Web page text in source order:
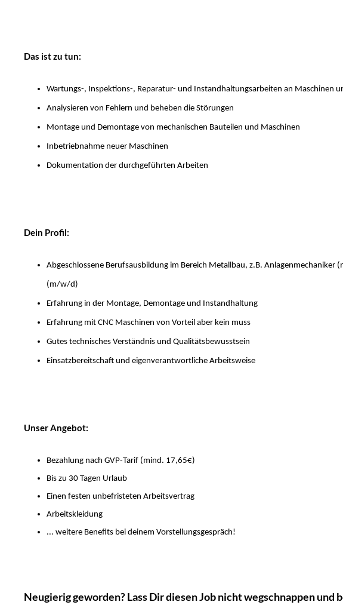
Das ist zu tun:
Wartungs-, Inspektions-, Reparatur- und Instandhaltungsarbeiten an Maschinen
Analysieren von Fehlern und beheben die Störungen
Montage und Demontage von mechanischen Bauteilen und Maschinen
Inbetriebnahme neuer Maschinen
Dokumentation der durchgeführten Arbeiten
Dein Profil:
Abgeschlossene Berufsausbildung im Bereich Metallbau, z.B.
(m/w/d)
Erfahrung in der Montage, Demontage und Instandhaltung
Erfahrung mit CNC Maschinen von Vorteil aber kein muss
Gutes technisches Verständnis und Qualitätsbewusstsein
Einsatzbereitschaft und eigenverantwortliche Arbeitsweise
Unser Angebot:
Bezahlung nach GVP-Tarif (mind. 17,65€)
Bis zu 30 Tagen Urlaub
Einen festen unbefristeten Arbeitsvertrag
Arbeitskleidung
... weitere Benefits bei deinem Vorstellungsgespräch!
Neugierig geworden? Lass Dir diesen Job nicht wegschnappen und